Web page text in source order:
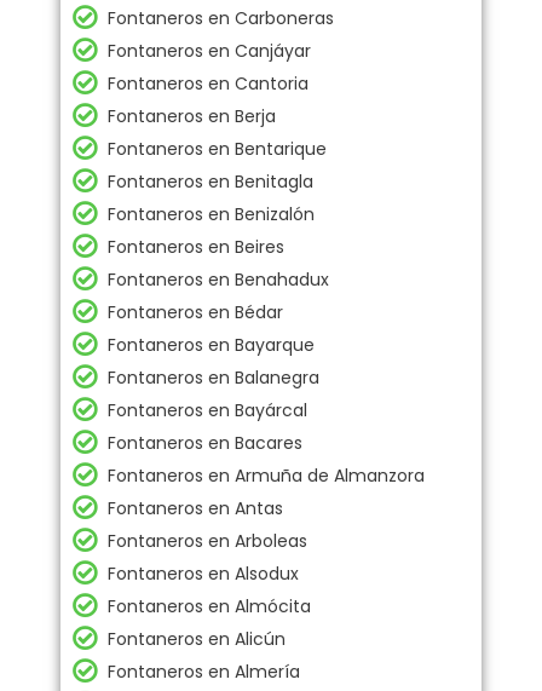
Fontaneros en Carboneras
Fontaneros en Canjáyar
Fontaneros en Cantoria
Fontaneros en Berja
Fontaneros en Bentarique
Fontaneros en Benitagla
Fontaneros en Benizalón
Fontaneros en Beires
Fontaneros en Benahadux
Fontaneros en Bédar
Fontaneros en Bayarque
Fontaneros en Balanegra
Fontaneros en Bayárcal
Fontaneros en Bacares
Fontaneros en Armuña de Almanzora
Fontaneros en Antas
Fontaneros en Arboleas
Fontaneros en Alsodux
Fontaneros en Almócita
Fontaneros en Alicún
Fontaneros en Almería